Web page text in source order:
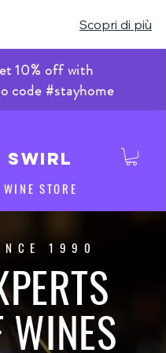
Scopri di più